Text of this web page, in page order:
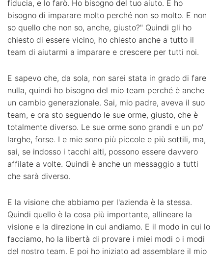
fiducia, e lo farò. Ho bisogno del tuo aiuto. E ho
bisogno di imparare molto perché non so molto. E non
so quello che non so, anche, giusto?" Quindi gli ho
chiesto di essere vicino, ho chiesto anche a tutto il
team di aiutarmi a imparare e crescere per tutti noi.
E sapevo che, da sola, non sarei stata in grado di fare
nulla, quindi ho bisogno del mio team perché è anche
un cambio generazionale. Sai, mio padre, aveva il suo
team, e ora sto seguendo le sue orme, giusto, che è
totalmente diverso. Le sue orme sono grandi e un po'
larghe, forse. Le mie sono più piccole e più sottili, ma,
sai, se indosso i tacchi alti, possono essere davvero
affilate a volte. Quindi è anche un messaggio a tutti
che sarà diverso.
E la visione che abbiamo per l'azienda è la stessa.
Quindi quello è la cosa più importante, allineare la
visione e la direzione in cui andiamo. E il modo in cui lo
facciamo, ho la libertà di provare i miei modi o i modi
del nostro team. E poi ho iniziato ad assemblare il mio